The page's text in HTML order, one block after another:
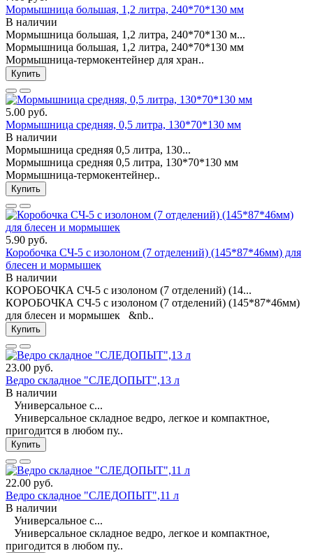
Мормышница большая, 1,2 литра, 240*70*130 мм
В наличии
Мормышница большая, 1,2 литра, 240*70*130 м...
Мормышница большая, 1,2 литра, 240*70*130 мм
Мормышница-термокентейнер для хран..
Купить
5.00 руб.
Мормышница средняя, 0,5 литра, 130*70*130 мм
В наличии
Мормышница средняя 0,5 литра, 130...
Мормышница средняя 0,5 литра, 130*70*130 мм
Мормышница-термокентейнер..
Купить
5.90 руб.
Коробочка СЧ-5 с изолоном (7 отделений) (145*87*46мм) для
блесен и мормышек
В наличии
КОРОБОЧКА СЧ-5 с изолоном (7 отделений) (14...
КОРОБОЧКА СЧ-5 с изолоном (7 отделений) (145*87*46мм)
для блесен и мормышек &nb..
Купить
23.00 руб.
Ведро складное "СЛЕДОПЫТ",13 л
В наличии
Универсальное с...
Универсальное складное ведро, легкое и компактное,
пригодится в любом пу..
Купить
22.00 руб.
Ведро складное "СЛЕДОПЫТ",11 л
В наличии
Универсальное с...
Универсальное складное ведро, легкое и компактное,
пригодится в любом пу..